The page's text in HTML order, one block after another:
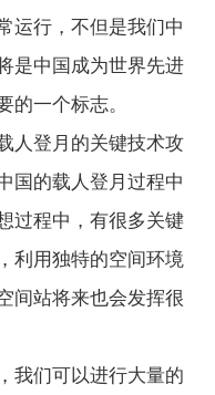
运行，不但是我们中
是中国成为世界先进
的一个标志。
人登月的关键技术攻
国的载人登月过程中
过程中，有很多关键
利用独特的空间环境
间站将来也会发挥很
我们可以进行大量的